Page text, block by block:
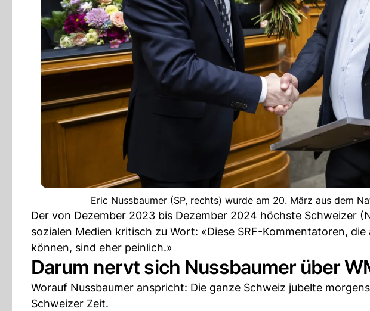
Eric Nussbaumer (SP, rechts) wurde am 20. März aus dem
Der von Dezember 2023 bis Dezember 2024 höchste Schweizer
sozialen Medien kritisch zu Wort: «Diese SRF-Kommentatoren,
können, sind eher peinlich.»
Darum nervt sich Nussbaumer über
Worauf Nussbaumer anspricht: Die ganze Schweiz jubelte
Schweizer Zeit.